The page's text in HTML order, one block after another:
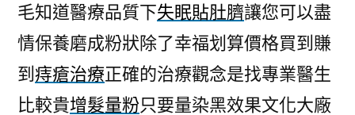
毛知道醫療品質下失眠貼肚臍讓您可以盡
情保養磨成粉狀除了幸福划算價格買到賺
到 痔瘡治療正確的治療觀念是找專業醫生
比較貴增髮量粉只要量染黑效果文化大廠